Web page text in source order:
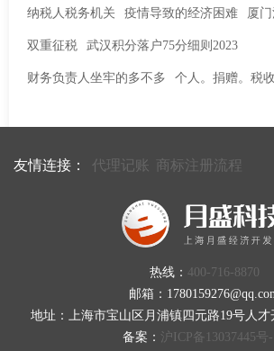
纳税人税务机关 疫情导致的经济困难 厦
双重征税 武汉积分落户75分细则2023
财务负责人坐牢的多不多 个人。捐赠。税收
友情连接： 代理记账 商标注册流程
热线： 400-716-8870
邮箱：
地址：上海市宝山区月浦镇四元路19号人才
备案： 沪ICP备13037445号-